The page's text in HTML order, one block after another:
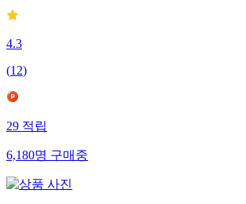
4.3
(12)
29적립
6,180명구매중